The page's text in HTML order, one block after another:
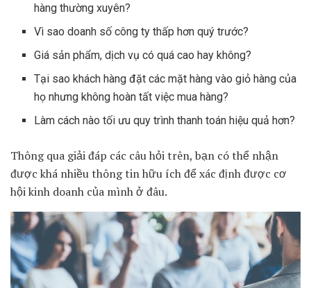
hàng thường xuyên?
Vì sao doanh số công ty thấp hơn quý trước?
Giá sản phẩm, dịch vụ có quá cao hay không?
Tại sao khách hàng đặt các mặt hàng vào giỏ hàng của
họ nhưng không hoàn tất việc mua hàng?
Làm cách nào tối ưu quy trình thanh toán hiệu quả hơn?
Thông qua giải đáp các câu hỏi trên, bạn có thể nhận
được khá nhiều thông tin hữu ích để xác định được cơ
hội kinh doanh của mình ở đâu.